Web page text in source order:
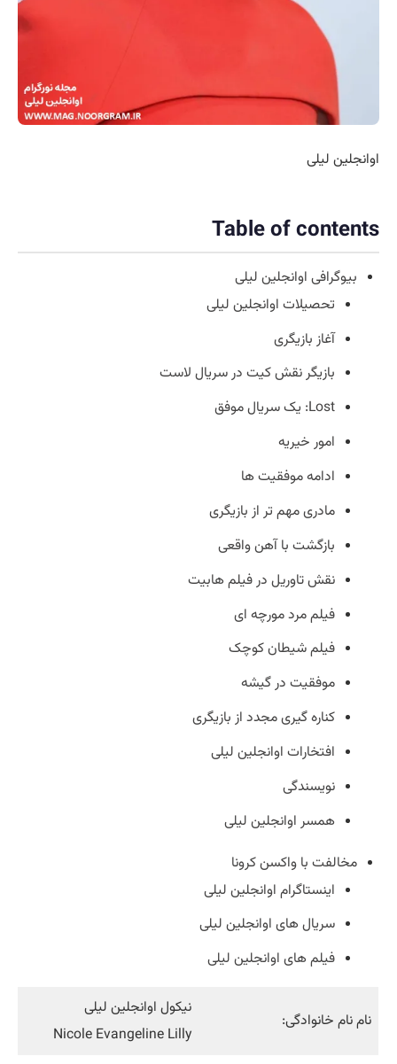
اوانجلین لیلی
Table of contents
بیوگرافی اوانجلین لیلی
تحصیلات اوانجلین لیلی
آغاز بازیگری
بازیگر نقش کیت در سریال لاست
Lost: یک سریال موفق
امور خیریه
ادامه موفقیت ها
مادری مهم تر از بازیگری
بازگشت با آهن واقعی
نقش تاوریل در فیلم هابیت
فیلم مرد مورچه ای
فیلم شیطان کوچک
موفقیت در گیشه
کناره گیری مجدد از بازیگری
افتخارات اوانجلین لیلی
نویسندگی
همسر اوانجلین لیلی
مخالفت با واکسن کرونا
اینستاگرام اوانجلین لیلی
سریال های اوانجلین لیلی
فیلم های اوانجلین لیلی
نام نام خانوادگی:
نیکول اوانجلین لیلی
Nicole Evangeline Lilly